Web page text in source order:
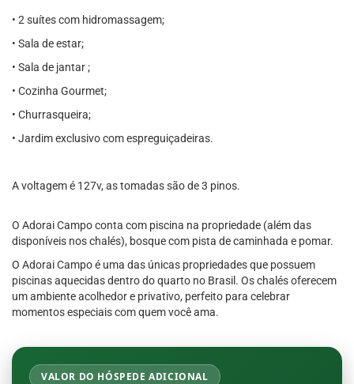
• 2 suítes com hidromassagem;
• Sala de estar;
• Sala de jantar ;
• Cozinha Gourmet;
• Churrasqueira;
• Jardim exclusivo com espreguiçadeiras.
A voltagem é 127v, as tomadas são de 3 pinos.
O Adorai Campo conta com piscina na propriedade (além das
disponíveis nos chalés), bosque com pista de caminhada e pomar.
O Adorai Campo é uma das únicas propriedades que possuem
piscinas aquecidas dentro do quarto no Brasil. Os chalés oferecem
um ambiente acolhedor e privativo, perfeito para celebrar
momentos especiais com quem você ama.
VALOR DO HÓSPEDE ADICIONAL